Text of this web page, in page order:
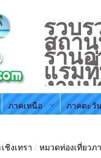
รวบ
สถา
ร้านอ
แรม
งาน
ประ
ตาม
ภาคเหนือ
ภาคตะวั
ชิงเทรา / หมวดท่องเที่ยวภ